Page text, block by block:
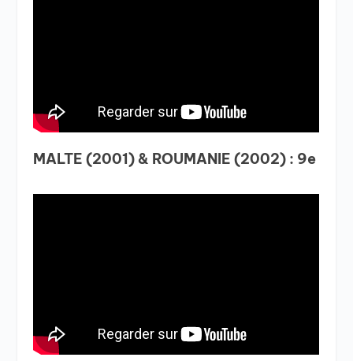
MALTE (2001) & ROUMANIE (2002) : 9e